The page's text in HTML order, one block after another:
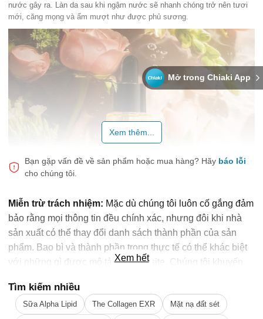
Mở trong Chiaki App
nước gây ra. Làn da sau khi ngậm nước sẽ nhanh chóng trở nên tươi
mới, căng mọng và ẩm mượt như được phủ sương.
Loại da phù hợp:
Sản phẩm phù hợp với mọi loại da.
Xem thêm...
Bạn gặp vấn đề về sản phẩm hoặc mua hàng? Hãy báo lỗi
cho chúng tôi.
Miễn trừ trách nhiệm: Mặc dù chúng tôi luôn cố gắng đảm
bảo rằng mọi thông tin đều chính xác, nhưng đôi khi nhà
sản xuất có thể thay đổi danh sách thành phần của sản
phẩm. Bao bì và thành phần trong thực tế có thể khác biệt
với những gì được mô tả trên website. Chúng tôi khuyến
website, mà hãy luôn luôn đọc nhãn mác, cảnh báo và
hướng dẫn sử dụng trước khi dùng sản phẩm. Để biết
Xem hết
Tìm kiếm nhiều
Sữa Alpha Lipid The Collagen EXR Mặt nạ đất sét
🎁 Đừng Bỏ Lỡ! 🎁